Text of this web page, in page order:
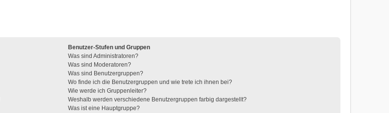
Benutzer-Stufen und Gruppen
Was sind Administratoren?
Was sind Moderatoren?
Was sind Benutzergruppen?
Wo finde ich die Benutzergruppen und wie trete ich ihnen bei?
Wie werde ich Gruppenleiter?
Weshalb werden verschiedene Benutzergruppen farbig dargestellt?
Was ist eine Hauptgruppe?